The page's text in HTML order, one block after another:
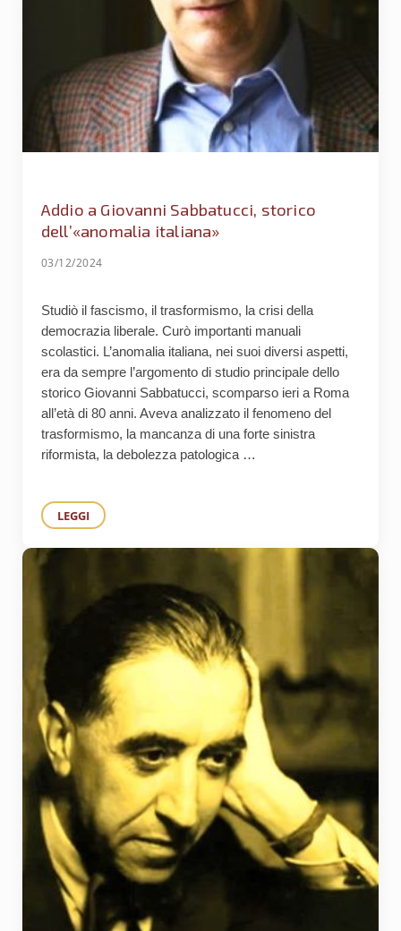
Addio a Giovanni Sabbatucci, storico
dell’«anomalia italiana»
03/12/2024
Studiò il fascismo, il trasformismo, la crisi della
democrazia liberale. Curò importanti manuali
scolastici. L’anomalia italiana, nei suoi diversi aspetti,
era da sempre l’argomento di studio principale dello
storico Giovanni Sabbatucci, scomparso ieri a Roma
all’età di 80 anni. Aveva analizzato il fenomeno del
trasformismo, la mancanza di una forte sinistra
riformista, la debolezza patologica …
LEGGI
ADDIO A GIOVANNI SABBATUCCI, STORICO